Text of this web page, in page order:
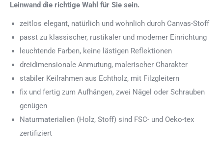
Leinwand die richtige Wahl für Sie sein.
zeitlos elegant, natürlich und wohnlich durch Canvas-Stoff
passt zu klassischer, rustikaler und moderner Einrichtung
leuchtende Farben, keine lästigen Reflektionen
dreidimensionale Anmutung, malerischer Charakter
stabiler Keilrahmen aus Echtholz, mit Filzgleitern
fix und fertig zum Aufhängen, zwei Nägel oder Schrauben
genügen
Naturmaterialien (Holz, Stoff) sind FSC- und Oeko-tex
zertifiziert